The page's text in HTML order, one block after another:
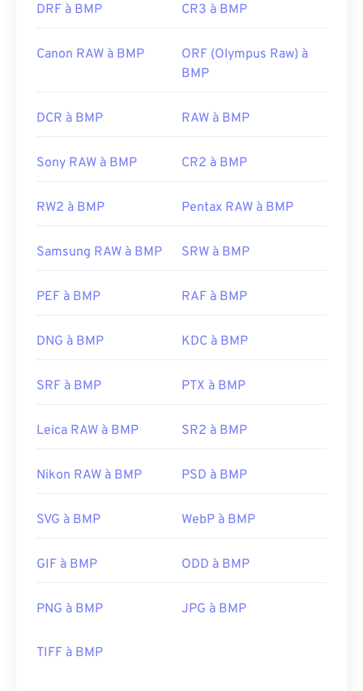
DRF à BMP CR3 à BMP
Canon RAW à BMP
ORF (Olympus Raw) à
BMP
DCR à BMP RAW à BMP
Sony RAW à BMP CR2 à BMP
RW2 à BMP Pentax RAW à BMP
Samsung RAW à BMP SRW à BMP
PEF à BMP RAF à BMP
DNG à BMP KDC à BMP
SRF à BMP PTX à BMP
Leica RAW à BMP SR2 à BMP
Nikon RAW à BMP PSD à BMP
SVG à BMP WebP à BMP
GIF à BMP ODD à BMP
PNG à BMP JPG à BMP
TIFF à BMP